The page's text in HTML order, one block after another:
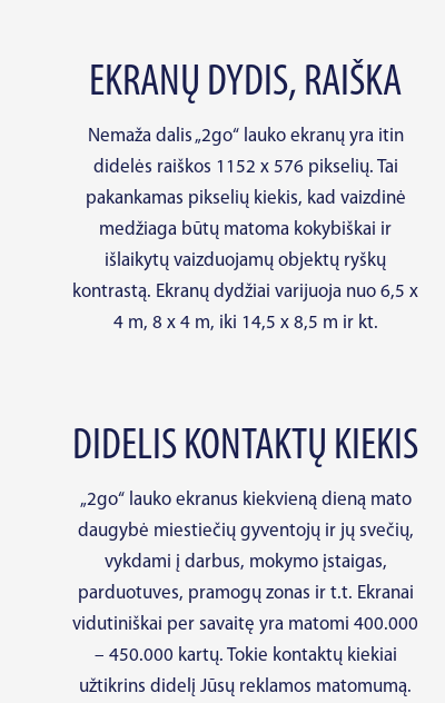
EKRANŲ DYDIS, RAIŠKA
Nemaža dalis „2go“ lauko ekranų yra itin
didelės raiškos 1152 x 576 pikselių. Tai
pakankamas pikselių kiekis, kad vaizdinė
medžiaga būtų matoma kokybiškai ir
išlaikytų vaizduojamų objektų ryškų
kontrastą. Ekranų dydžiai varijuoja nuo 6,5 x
4 m, 8 x 4 m, iki 14,5 x 8,5 m ir kt.
DIDELIS KONTAKTŲ KIEKIS
„2go“ lauko ekranus kiekvieną dieną mato
daugybė miestiečių gyventojų ir jų svečių,
vykdami į darbus, mokymo įstaigas,
parduotuves, pramogų zonas ir t.t. Ekranai
vidutiniškai per savaitę yra matomi 400.000
– 450.000 kartų. Tokie kontaktų kiekiai
užtikrins didelį Jūsų reklamos matomumą.